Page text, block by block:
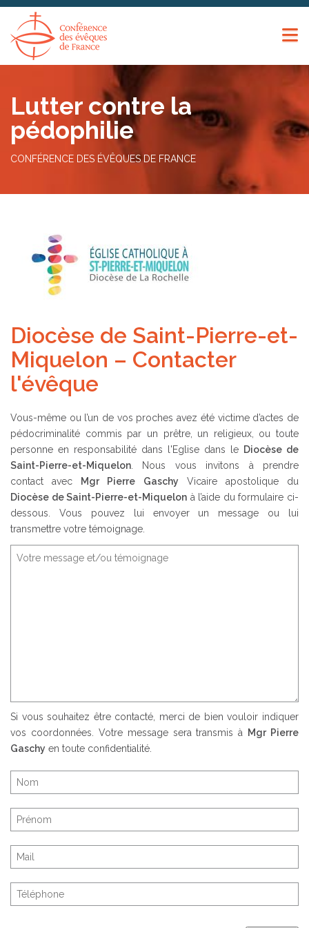
Lutter contre la
pédophilie
CONFÉRENCE DES ÉVÊQUES DE FRANCE
Diocèse de Saint-Pierre-et-
Miquelon – Contacter
l'évêque
Vous-même ou l’un de vos proches avez été victime d’actes de
pédocriminalité commis par un prêtre, un religieux, ou toute
personne en responsabilité dans l'Eglise dans le Diocèse de
Saint-Pierre-et-Miquelon. Nous vous invitons à prendre
contact avec
Mgr Pierre Gaschy Vicaire apostolique du
Diocèse de Saint-Pierre-et-Miquelon à l’aide du formulaire ci-
dessous. Vous pouvez lui envoyer un message ou lui
transmettre votre témoignage.
Si vous souhaitez être contacté, merci de bien vouloir indiquer
vos coordonnées. Votre message sera transmis à Mgr Pierre
Gaschy en toute confidentialité.
Panneau de gestion des cookies